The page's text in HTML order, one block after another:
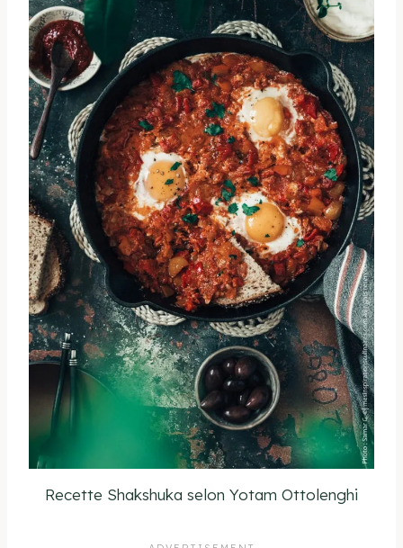
Recette Shakshuka selon Yotam Ottolenghi